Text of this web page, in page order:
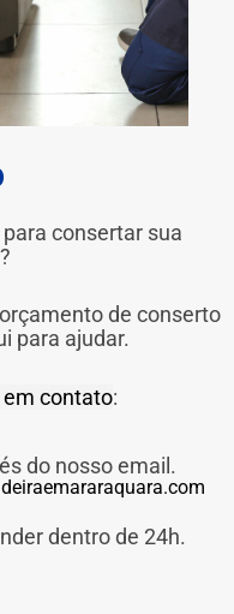
consertar sua
de conserto
para ajudar.
contato:
do nosso email.
dentro de 24h.